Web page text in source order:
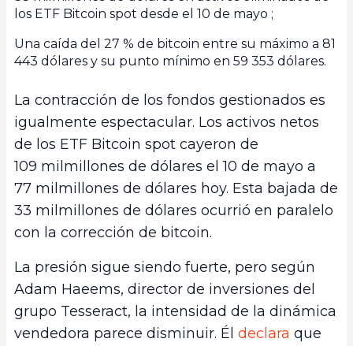
los ETF Bitcoin spot desde el 10 de mayo ;
Una caída del 27 % de bitcoin entre su máximo a 81
443 dólares y su punto mínimo en 59 353 dólares.
La contracción de los fondos gestionados es
igualmente espectacular. Los activos netos
de los ETF Bitcoin spot cayeron de
109 milmillones de dólares el 10 de mayo a
77 milmillones de dólares hoy. Esta bajada de
33 milmillones de dólares ocurrió en paralelo
con la corrección de bitcoin.
La presión sigue siendo fuerte, pero según
Adam Haeems, director de inversiones del
grupo Tesseract, la intensidad de la dinámica
vendedora parece disminuir. Él declara que